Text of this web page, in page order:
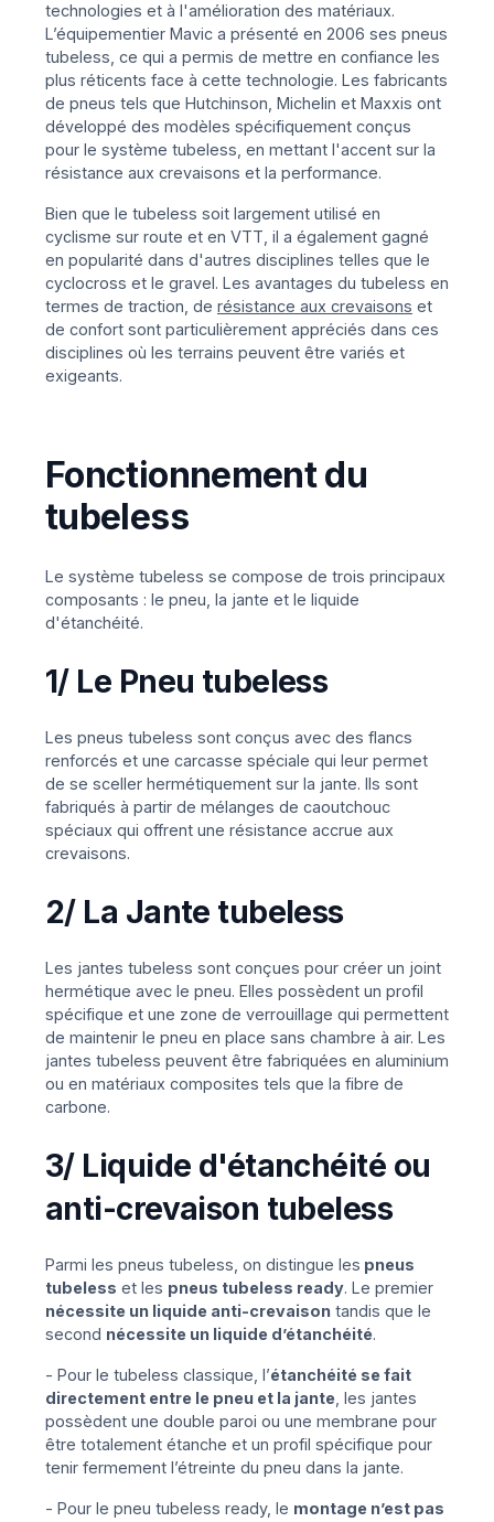
technologies et à l'amélioration des matériaux.
L’équipementier Mavic a présenté en 2006 ses pneus
tubeless, ce qui a permis de mettre en confiance les
plus réticents face à cette technologie. Les fabricants
de pneus tels que Hutchinson, Michelin et Maxxis ont
développé des modèles spécifiquement conçus
pour le système tubeless, en mettant l'accent sur la
résistance aux crevaisons et la performance.
Bien que le tubeless soit largement utilisé en
cyclisme sur route et en VTT, il a également gagné
en popularité dans d'autres disciplines telles que le
cyclocross et le gravel. Les avantages du tubeless en
termes de traction, de résistance aux crevaisons et
de confort sont particulièrement appréciés dans ces
disciplines où les terrains peuvent être variés et
exigeants.
Fonctionnement du
tubeless
Le système tubeless se compose de trois principaux
composants : le pneu, la jante et le liquide
d'étanchéité.
1/ Le Pneu tubeless
Les pneus tubeless sont conçus avec des flancs
renforcés et une carcasse spéciale qui leur permet
de se sceller hermétiquement sur la jante. Ils sont
fabriqués à partir de mélanges de caoutchouc
spéciaux qui offrent une résistance accrue aux
crevaisons.
2/ La Jante tubeless
Les jantes tubeless sont conçues pour créer un joint
hermétique avec le pneu. Elles possèdent un profil
spécifique et une zone de verrouillage qui permettent
de maintenir le pneu en place sans chambre à air. Les
jantes tubeless peuvent être fabriquées en aluminium
ou en matériaux composites tels que la fibre de
carbone.
3/ Liquide d'étanchéité ou
anti-crevaison tubeless
Parmi les pneus tubeless, on distingue les pneus
tubeless et les pneus tubeless ready. Le premier
nécessite un liquide anti-crevaison tandis que le
second nécessite un liquide d’étanchéité.
- Pour le tubeless classique, l’étanchéité se fait
directement entre le pneu et la jante , les jantes
possèdent une double paroi ou une membrane pour
être totalement étanche et un profil spécifique pour
tenir fermement l’étreinte du pneu dans la jante.
- Pour le pneu tubeless ready, le montage n’est pas